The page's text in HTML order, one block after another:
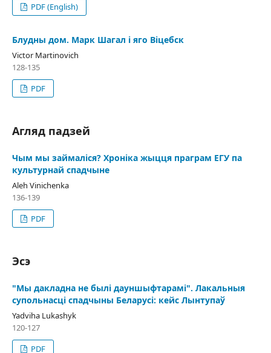
PDF (English)
Блудны дом. Марк Шагал і яго Віцебск
Victor Martinovich
128-135
PDF
Агляд падзей
Чым мы займаліся? Хроніка жыцця праграм ЕГУ па
культурнай спадчыне
Aleh Vinichenka
136-139
PDF
Эсэ
"Мы дакладна не былі дауншыфтарамі". Лакальныя
супольнасці спадчыны Беларусі: кейс Лынтупаў
Yadviha Lukashyk
120-127
PDF